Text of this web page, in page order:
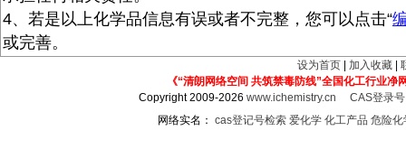
4、若是以上化学品信息有误或者不完整，您可以点击“
或完善。
设为首页 加入收藏
《“清朗网络空间 共筑禁毒防线”全国化工行业净
Copyright 2009-2026www.ichemistry.cn
CAS登录
网络实名： cas登记号检索 爱化学 化工产品 危险化